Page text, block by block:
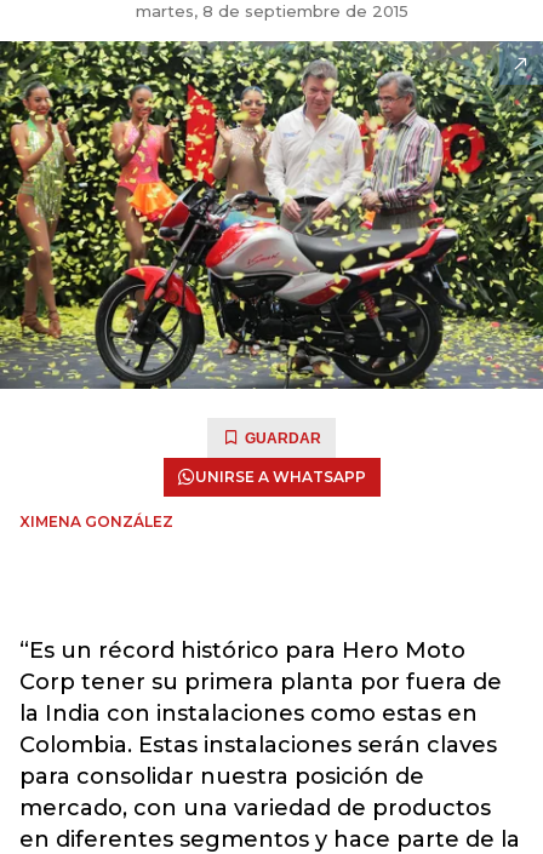
martes, 8 de septiembre de 2015
GUARDAR
UNIRSE A WHATSAPP
XIMENA GONZÁLEZ
“Es un récord histórico para Hero Moto
Corp tener su primera planta por fuera de
la India con instalaciones como estas en
Colombia. Estas instalaciones serán claves
para consolidar nuestra posición de
mercado, con una variedad de productos
en diferentes segmentos y hace parte de la